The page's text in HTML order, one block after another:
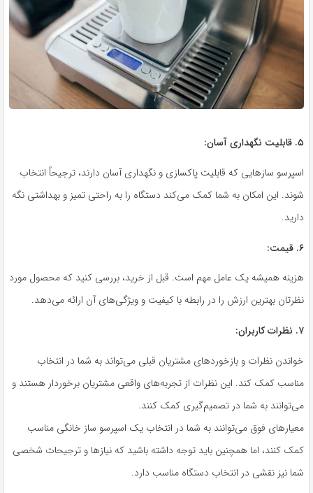
۵. قابلیت نگهداری آسان:
اسپرسو سازهایی که قابلیت پاکسازی و نگهداری آسان دارند، ترجیحاً انتخاب
شوند. این امکان به شما کمک می‌کند دستگاه را به راحتی تمیز و بهداشتی نگه
دارید.
۶. قیمت:
هزینه همیشه یک عامل مهم است. قبل از خرید، بررسی کنید که محصول مورد
نظرتان بهترین ارزش را در رابطه با کیفیت و ویژگی‌های آن ارائه می‌دهد.
۷. نظرات کاربران:
خواندن نظرات و بازخوردهای مشتریان قبلی می‌تواند به شما در انتخاب
مناسب کمک کند. این نظرات از تجربه‌های واقعی مشتریان برخوردار هستند و
می‌توانند به شما در تصمیم‌گیری کمک کنند.
معیارهای فوق می‌توانند به شما در انتخاب یک اسپرسو ساز خانگی مناسب
کمک کنند، اما همچنین باید توجه داشته باشید که نیازها و ترجیحات شخصی
شما نیز نقشی در انتخاب دستگاه مناسب دارد.